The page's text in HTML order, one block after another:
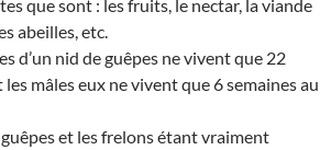
que sont : les fruits, le nectar, la viande
abeilles, etc.
d’un nid de guêpes ne vivent que 22
mâles eux ne vivent que 6 semaines au
guêpes et les frelons étant vraiment